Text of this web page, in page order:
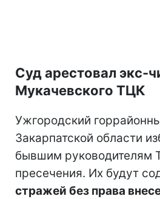
Суд арестовал экс-
Мукачевского ТЦК
Ужгородский
Закарпатской области
бывшим руководителям
пресечения. Их будут
стражей без права